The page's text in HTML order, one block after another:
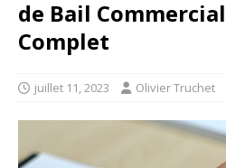
de Bail
Complet
juillet 11, 2023 Olivier Truchet